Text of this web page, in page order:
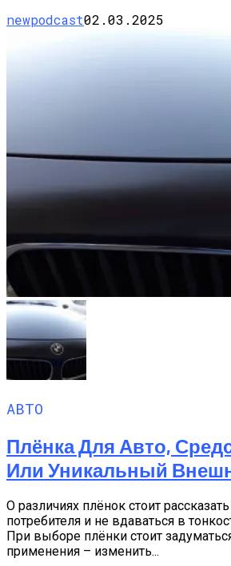
newpodcast02.03.2025
АВТО
Плёнка Для Авто,
Или Уникальный
О различиях плёнок стоит
потребителя и не вдаваться в
При выборе плёнки стоит
применения – изменить...